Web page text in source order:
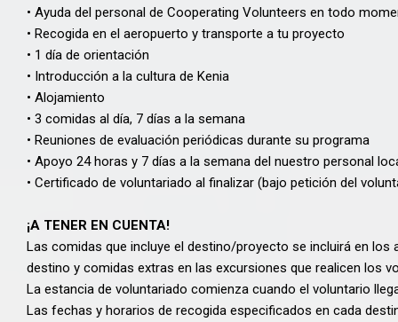
• Ayuda del personal de Cooperating Volunteers en todo
• Recogida en el aeropuerto y transporte a tu proyecto
• 1 día de orientación
• Introducción a la cultura de Kenia
• Alojamiento
• 3 comidas al día, 7 días a la semana
• Reuniones de evaluación periódicas durante su programa
• Apoyo 24 horas y 7 días a la semana del nuestro personal
• Certificado de voluntariado al finalizar (bajo petición del
¡A TENER EN CUENTA!
Las comidas que incluye el destino/proyecto se incluirá en
destino y comidas extras en las excursiones que realicen los
La estancia de voluntariado comienza cuando el voluntario
Las fechas y horarios de recogida especificados en cada